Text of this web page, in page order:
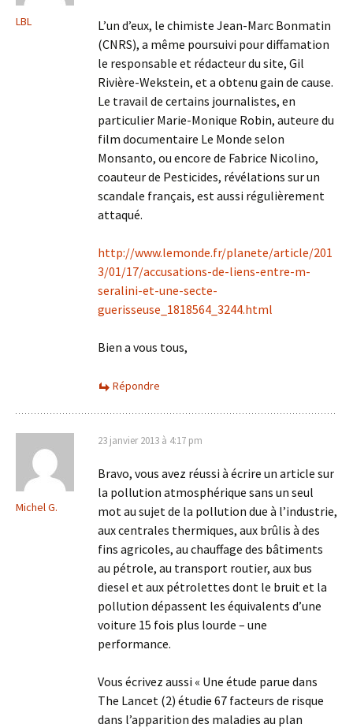
LBL
L’un d’eux, le chimiste Jean-Marc Bonmatin
(CNRS), a même poursuivi pour diffamation
le responsable et rédacteur du site, Gil
Rivière-Wekstein, et a obtenu gain de cause.
Le travail de certains journalistes, en
particulier Marie-Monique Robin, auteure du
film documentaire Le Monde selon
Monsanto, ou encore de Fabrice Nicolino,
coauteur de Pesticides, révélations sur un
scandale français, est aussi régulièrement
attaqué.
http://www.lemonde.fr/planete/article/201
3/01/17/accusations-de-liens-entre-m-
seralini-et-une-secte-
guerisseuse_1818564_3244.html
Bien a vous tous,
Répondre
Michel G.
23 janvier 2013 à 4:17 pm
Bravo, vous avez réussi à écrire un article sur
la pollution atmosphérique sans un seul
mot au sujet de la pollution due à l’industrie,
aux centrales thermiques, aux brûlis à des
fins agricoles, au chauffage des bâtiments
au pétrole, au transport routier, aux bus
diesel et aux pétrolettes dont le bruit et la
pollution dépassent les équivalents d’une
voiture 15 fois plus lourde – une
performance.
Vous écrivez aussi « Une étude parue dans
The Lancet (2) étudie 67 facteurs de risque
dans l’apparition des maladies au plan